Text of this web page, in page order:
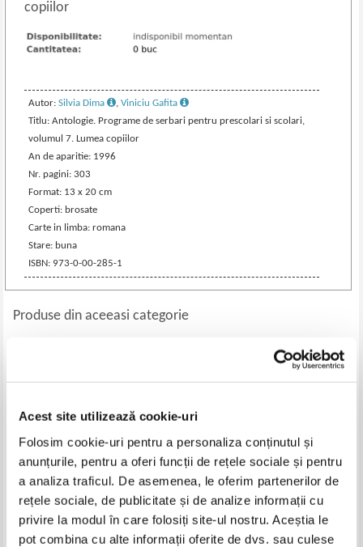
Acest site utilizează cookie-uri
Folosim cookie-uri pentru a personaliza conținutul și
anunțurile, pentru a oferi funcții de rețele sociale și pentru
a analiza traficul. De asemenea, le oferim partenerilor de
rețele sociale, de publicitate și de analize informații cu
privire la modul în care folosiți site-ul nostru. Aceștia le
pot combina cu alte informații oferite de dvs. sau culese
copiilor
Autor:Silvia Dima ,Viniciu Gafita
Titlu: Antologie. Programe de serbari pentru prescolari si scolari,
volumul 7. Lumea copiilor
An de aparitie: 1996
Nr. pagini: 303
Format: 13 x 20 cm
Coperti: brosate
Carte in limba: romana
Stare: buna
ISBN: 973-0-00-285-1
Produse din aceeasi categorie
Didactica si educatia
-40%
Cindy Walton - McCawley -
Ghidul parintelui curajos